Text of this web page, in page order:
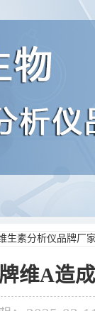
生素分析仪品牌厂
维A造